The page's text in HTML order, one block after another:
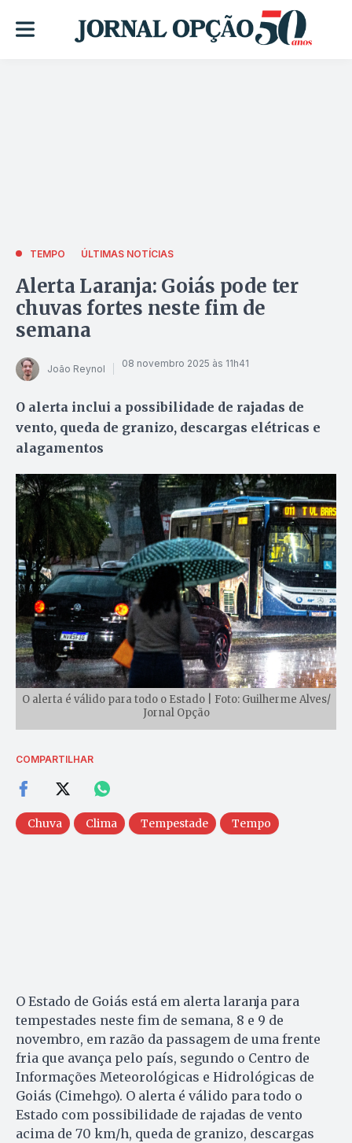
TEMPO ÚLTIMAS NOTÍCIAS
Alerta Laranja: Goiás pode ter
chuvas fortes neste fim de
semana
João Reynol 08 novembro 2025 às 11h41
O alerta inclui a possibilidade de rajadas de
vento, queda de granizo, descargas elétricas e
alagamentos
O alerta é válido para todo o Estado | Foto: Guilherme Alves/
Jornal Opção
COMPARTILHAR
Chuva Clima Tempestade Tempo
O Estado de Goiás está em alerta laranja para
tempestades neste fim de semana, 8 e 9 de
novembro, em razão da passagem de uma frente
fria que avança pelo país, segundo o Centro de
Informações Meteorológicas e Hidrológicas de
Goiás (Cimehgo). O alerta é válido para todo o
Estado com possibilidade de rajadas de vento
acima de 70 km/h, queda de granizo, descargas